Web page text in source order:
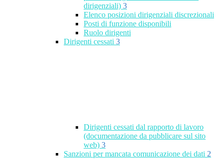
dirigenziali) 3
Elenco posizioni dirigenziali discrezionali
Posti di funzione disponibili
Ruolo dirigenti
Dirigenti cessati 3
Dirigenti cessati dal rapporto di lavoro
(documentazione da pubblicare sul sito
web) 3
Sanzioni per mancata comunicazione dei dati 2